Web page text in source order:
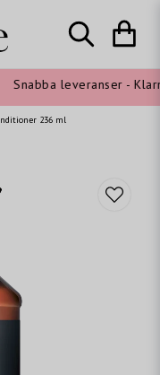
Snabba leveranser -
236 ml